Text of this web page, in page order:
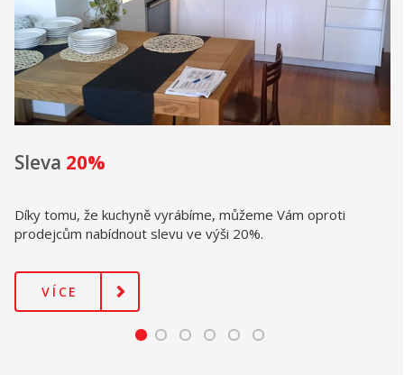
Sleva 20%
Díky tomu, že kuchyně vyrábíme, můžeme Vám oproti
prodejcům nabídnout slevu ve výši 20%.
VÍCE